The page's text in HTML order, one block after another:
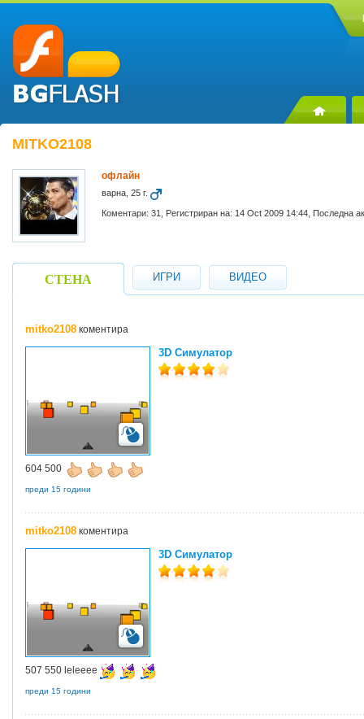
MITKO2108
офлайн
варна, 25 г.
Коментари: 31, Регистриран на: 14 Oct 2009 14:44, Последна
СТЕНА ИГРИ ВИДЕО
mitko2108 коментира
3D Симулатор
604 500
преди 15 години
mitko2108 коментира
3D Симулатор
507 550 leleeee
преди 15 години